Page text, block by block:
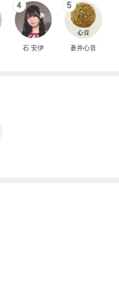
4
石 安伊
5
蒼井心音